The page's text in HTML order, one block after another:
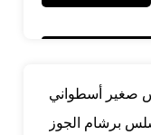
صغير أسطواني
برشام الجوز